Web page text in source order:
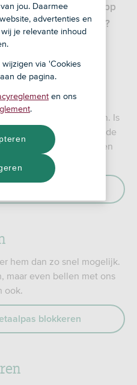
en de RegioBank app
zelf. Kom je er niet uit?
bij je zelfstandig
voor jezelf aanvragen. Is
Dan kun je voor de
aanvragen. De kosten
hem dan zo snel mogelijk.
maar even bellen met ons
ook.
blokkeren
jou. Daarmee
advertenties en
je relevante inhoud
via 'Cookies
de pagina.
en ons
.